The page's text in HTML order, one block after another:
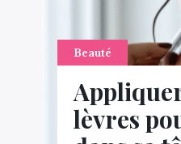
Beauté
lèvres